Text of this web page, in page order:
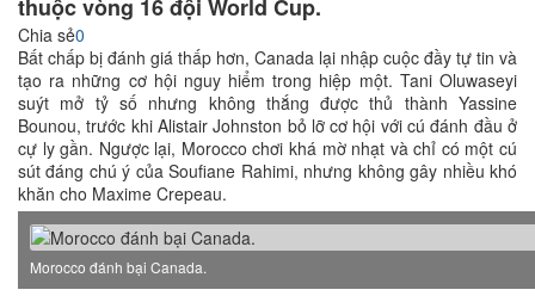
thuộc vòng 16 đội World Cup.
Chia sẻ0
Bất chấp bị đánh giá thấp hơn, Canada lại nhập cuộc đầy tự tin và
tạo ra những cơ hội nguy hiểm trong hiệp một. Tani Oluwaseyi
suýt mở tỷ số nhưng không thắng được thủ thành Yassine
Bounou, trước khi Alistair Johnston bỏ lỡ cơ hội với cú đánh đầu ở
cự ly gần. Ngược lại, Morocco chơi khá mờ nhạt và chỉ có một cú
sút đáng chú ý của Soufiane Rahimi, nhưng không gây nhiều khó
khăn cho Maxime Crepeau.
Morocco đánh bại Canada.